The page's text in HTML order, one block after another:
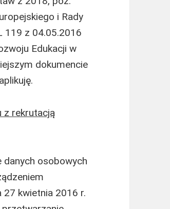
i Rady
119 z 04.05.2016
Edukacji w
dokumencie
z rekrutacją
osobowych
27 kwietnia 2016 r.